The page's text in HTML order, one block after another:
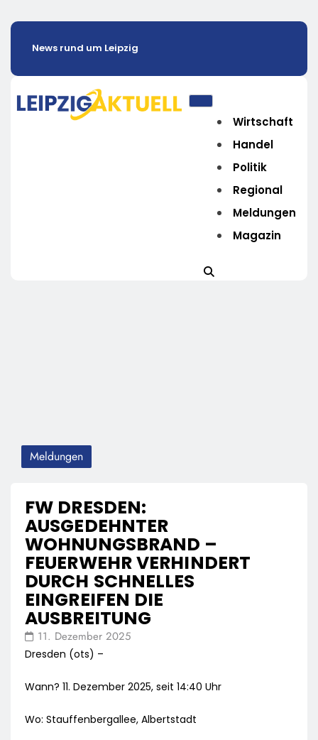
News rund um Leipzig
Wirtschaft
Handel
Politik
Regional
Meldungen
Magazin
Meldungen
FW DRESDEN:
AUSGEDEHNTER
WOHNUNGSBRAND –
FEUERWEHR VERHINDERT
DURCH SCHNELLES
EINGREIFEN DIE
AUSBREITUNG
11. Dezember 2025
Dresden (ots) –
Wann? 11. Dezember 2025, seit 14:40 Uhr
Wo: Stauffenbergallee, Albertstadt